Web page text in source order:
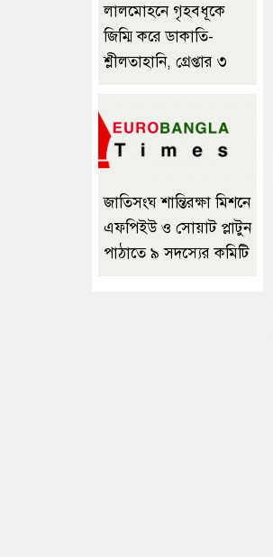
লালমোহনে গৃহবধূকে
জিম্মি করে ডাকাতি-
শ্লীলতাহানি, গ্রেপ্তার ৩
জাতিসংঘ শান্তিরক্ষা মিশনে
এফপিইউ ও সোয়াট প্লাটুন
পাঠাতে ৯ সদস্যের কমিটি